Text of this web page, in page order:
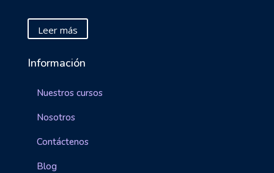
Leer más
Información
Nuestros cursos
Nosotros
Contáctenos
Blog